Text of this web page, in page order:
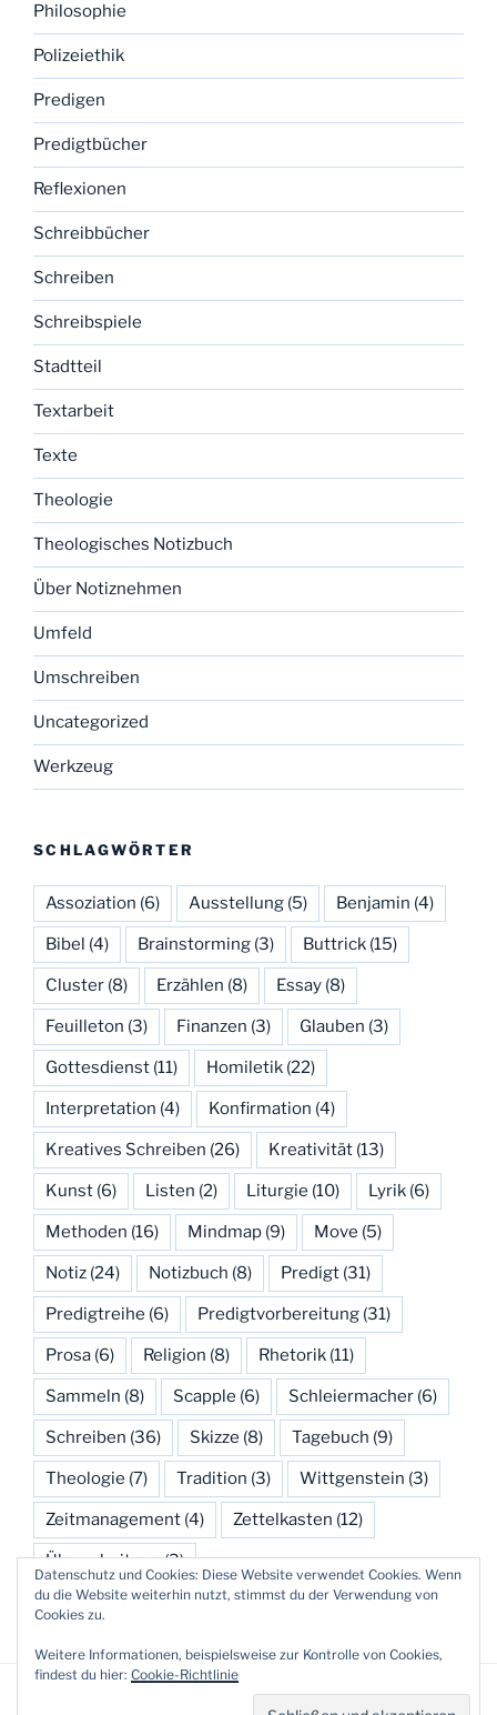
Philosophie
Polizeiethik
Predigen
Predigtbücher
Reflexionen
Schreibbücher
Schreiben
Schreibspiele
Stadtteil
Textarbeit
Texte
Theologie
Theologisches Notizbuch
Über Notiznehmen
Umfeld
Umschreiben
Uncategorized
Werkzeug
SCHLAGWÖRTER
Assoziation (6) Ausstellung (5) Benjamin (4)
Bibel (4) Brainstorming (3) Buttrick (15)
Cluster (8) Erzählen (8) Essay (8)
Feuilleton (3) Finanzen (3) Glauben (3)
Gottesdienst (11) Homiletik (22)
Interpretation (4) Konfirmation (4)
Kreatives Schreiben (26) Kreativität (13)
Kunst (6) Listen (2) Liturgie (10) Lyrik (6)
Methoden (16) Mindmap (9) Move (5)
Notiz (24) Notizbuch (8) Predigt (31)
Predigtreihe (6) Predigtvorbereitung (31)
Prosa (6) Religion (8) Rhetorik (11)
Sammeln (8) Scapple (6) Schleiermacher (6)
Schreiben (36) Skizze (8) Tagebuch (9)
Theologie (7) Tradition (3) Wittgenstein (3)
Zeitmanagement (4) Zettelkasten (12)
Überarbeitung(3)
Stolz präsentiert von WordPress
Datenschutz und Cookies: Diese Website verwendet Cookies. Wenn
du die Website weiterhin nutzt, stimmst du der Verwendung von
Cookies zu.
Weitere Informationen, beispielsweise zur Kontrolle von Cookies,
findest du hier: Cookie-Richtlinie